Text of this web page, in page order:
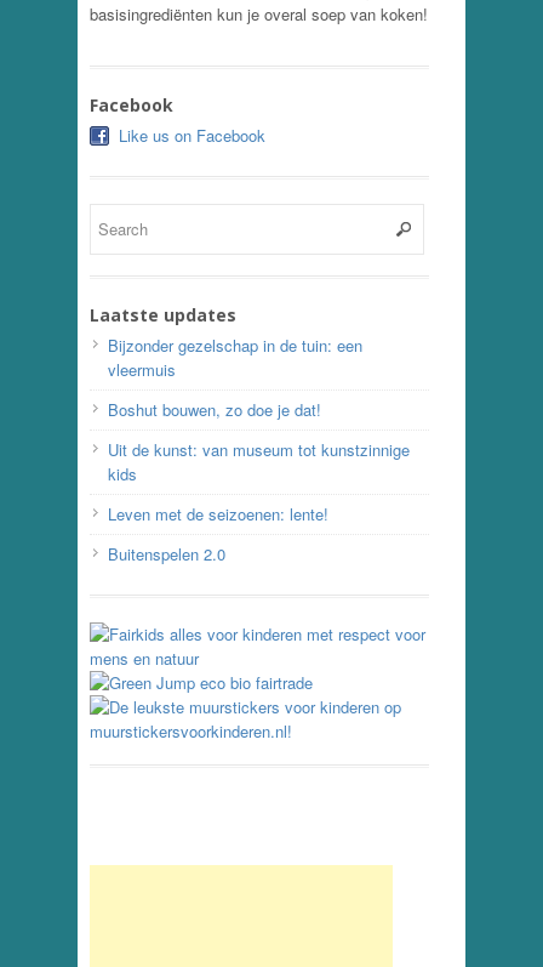
basisingrediënten kun je overal soep van koken!
Facebook
Like us on Facebook
Laatste updates
Bijzonder gezelschap in de tuin: een
vleermuis
Boshut bouwen, zo doe je dat!
Uit de kunst: van museum tot kunstzinnige
kids
Leven met de seizoenen: lente!
Buitenspelen 2.0